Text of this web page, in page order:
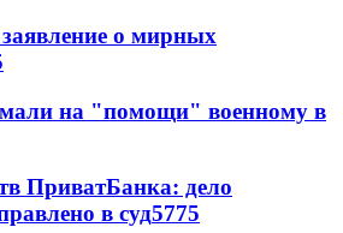
о мирных
на "помощи" военному в
ПриватБанка: дело
в суд5775